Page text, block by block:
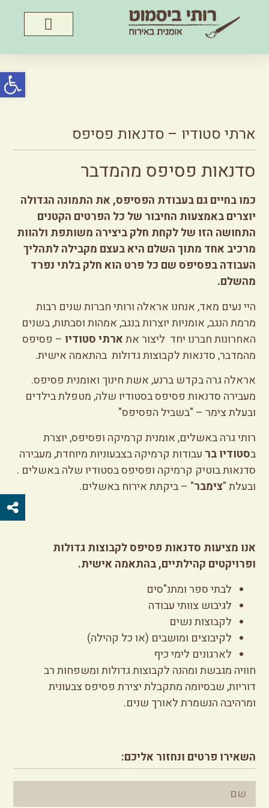
פתח
ארתי סטודיו – סדנאות פסיפס
סדנאות פסיפס מהמדבר
כמו בחיים גם בעבודת הפסיפס, את התמונה הגדולה
יוצרים באמצעות החיבור של כל הפרטים הקטנים
התחושה הזו של לקחת חלק ביצירה משותפת ולהוות
מרכיב אחד מתוך השלם היא בעצם מקבילה לתהליך
העבודה בפסיפס שם כל פרט הוא חלק בלתי נפרד
מהשלם.
היי נעים מאד, אנחנו אראלה ורותי חברות שנים רבות
מרמת הנגב, אומניות יוצרות בנגב, אמהות וסבתות, בשנים
האחרונות חברנו יחד ליצור אתארתי סטודיו – פסיפס
מהמדבר, סדנאות לקבוצות גדולות בהתאמה אישית.
אראלה גרה בקדש ברנע, אשת חינוך ואומנית פסיפס.
מעבירה סדנאות פסיפס בסטודיו שלה, מטפלת בילדים
ובעלת צימר – "בשביל הפסיפס"
רותי גרה באשלים, אומנית קרמיקה ופסיפס, יוצרת
בסטודיו בר עבודות קרמיקה בצבעוניות מיוחדת, מעבירה
סדנאות בוטיק קרמיקה ופסיפס בסטודיו שלה באשלים .
ובעלת "צימבר" – ביקתת אירוח באשלים.
אנו מציעות סדנאות פסיפס לקבוצות גדולות
ופרויקטים קהילתיים, בהתאמה אישית.
לבתי ספר ומתנ"סים
לגיבוש צוותי עבודה
לקבוצות נשים
לקיבוצים ומושבים (או כל קהילה)
לארגונים לימי כיף
חוויה מגבשת ומהנה לקבוצות גדולות ומשפחות רב
דוריות, שבסיומה מתקבלת יצירת פסיפס צבעונית
ומרהיבה הנשמרת לאורך שנים.
השאירו פרטים ונחזור אליכם: